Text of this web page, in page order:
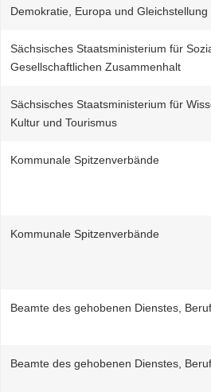
Demokratie, Europa und Gleichstellung
Sächsisches Staatsministerium für
Gesellschaftlichen Zusammenhalt
Sächsisches Staatsministerium für
Kultur und Tourismus
Kommunale Spitzenverbände
Kommunale Spitzenverbände
Beamte des gehobenen Dienstes,
Beamte des gehobenen Dienstes,